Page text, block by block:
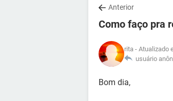
Anterior
Como faço pra
rita - Atualizado
usuário
Bom dia,